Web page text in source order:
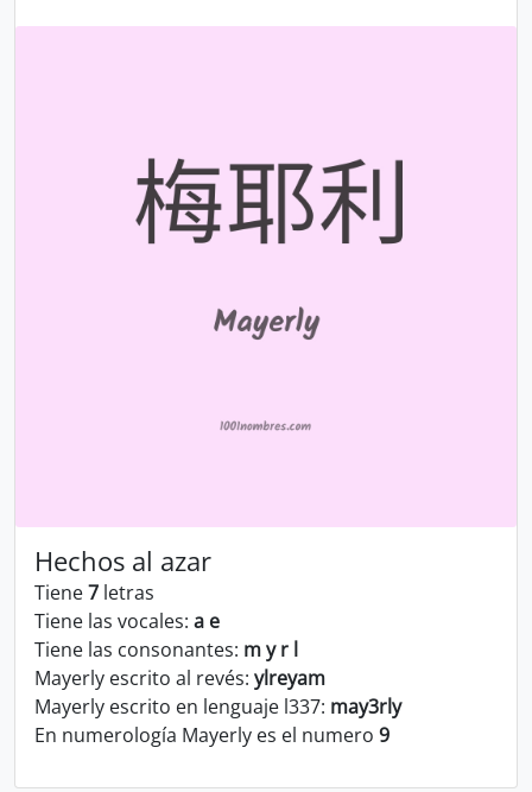
Hechos al azar
Tiene7 letras
Tiene las vocales: a e
Tiene las consonantes: m y r l
Mayerly escrito al revés: ylreyam
Mayerly escrito en lenguaje l337: may3rly
En numerología Mayerly es el numero 9